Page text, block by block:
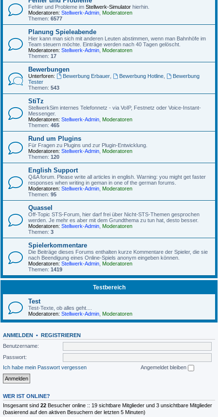
Fehler und Probleme im Stellwerk-Simulator hierhin.
Moderatoren: Stellwerk-Admin Moderatoren
Themen: 6577
Planung Spieleabende
Hier kann man sich mit anderen Leuten abstimmen, wenn man Bahnhöfe im
Team steuern möchte. Einträge werden nach 40 Tagen gelöscht.
Moderatoren: Stellwerk-Admin Moderatoren
Themen: 17
Bewerbungen
Unterforen: Bewerbung Erbauer, Bewerbung Hotline,
Bewerbung
Tester
Themen: 543
StiTz
StellwerkSim internes Telefonnetz - via VoIP, Festnetz oder Voice-Instant-
Messenger.
Moderatoren: Stellwerk-Admin Moderatoren
Themen: 465
Rund um Plugins
Für Fragen zu Plugins und zur Plugin-Entwicklung.
Moderatoren: Stellwerk-Admin Moderatoren
Themen: 120
English Support
Q&A forum. Please write all articles in english. Warning: you might get faster
responses when writing in geman in one of the german forums.
Moderatoren: Stellwerk-Admin Moderatoren
Themen: 95
Quassel
Off-Topic STS-Forum, hier darf frei über Nicht-STS-Themen gesprochen
werden. Je mehr es aber mit dem Grundthema zu tun hat, desto besser.
Moderatoren: Stellwerk-Admin Moderatoren
Themen: 3
Spielerkommentare
Die Beiträge dieses Forums enthalten kurze Kommentare der Spieler, die sie
nach Beendigung eines Online-Spiels anonym eingeben können.
Moderatoren: Stellwerk-Admin Moderatoren
Themen: 1419
Testbereich
Test
Test-Texte, ob alles geht....
Moderatoren: Stellwerk-Admin Moderatoren
ANMELDEN • REGISTRIEREN
Benutzername:
Passwort:
Ich habe mein Passwort vergessen
Angemeldet bleiben
WER IST ONLINE?
Insgesamt sind 22 Besucher online :: 19 sichtbare Mitglieder und 3 unsichtbare Mitglieder
(basierend auf den aktiven Besuchern der letzten 5 Minuten)